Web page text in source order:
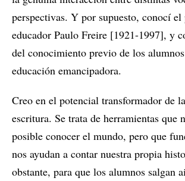
perspectivas. Y por supuesto, conocí el
educador Paulo Freire [1921-1997], y
del conocimiento previo de los
educación emancipadora.
Creo en el potencial transformador de
escritura. Se trata de herramientas que
posible conocer el mundo, pero que
nos ayudan a contar nuestra propia
obstante, para que los alumnos salgan